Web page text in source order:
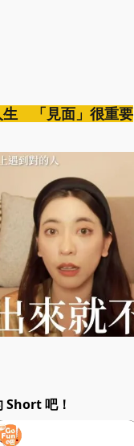
生 「見面」很重要
Short 吧！